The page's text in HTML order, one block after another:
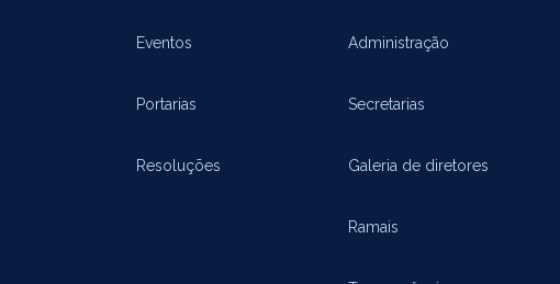
Eventos
Portarias
Resoluções
Administração
Secretarias
Galeria de diretores
Ramais